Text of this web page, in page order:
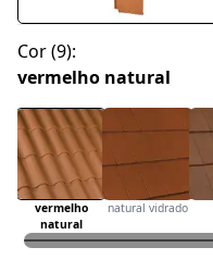
Cor(9):
vermelho natural
vermelho
natural
natural vidrado